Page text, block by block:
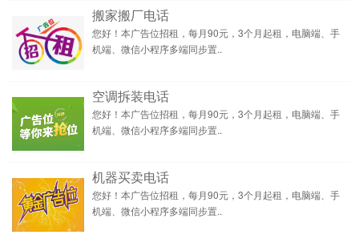
搬家搬厂电话
您好！本广告位招租，每月90元，3个月起租，电脑端、手
机端、微信小程序多端同步置..
空调拆装电话
您好！本广告位招租，每月90元，3个月起租，电脑端、手
机端、微信小程序多端同步置..
机器买卖电话
您好！本广告位招租，每月90元，3个月起租，电脑端、手
机端、微信小程序多端同步置..